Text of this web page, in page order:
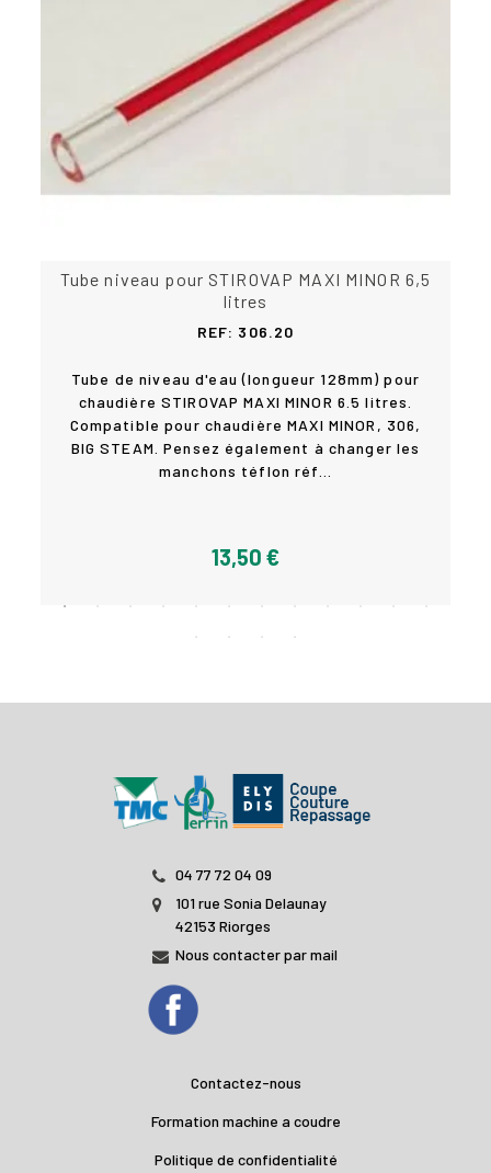
Acheter
Tube niveau pour STIROVAP MAXI MINOR 6,5
litres
REF: 306.20
Tube de niveau d'eau (longueur 128mm) pour
chaudière STIROVAP MAXI MINOR 6.5 litres.
Compatible pour chaudière MAXI MINOR, 306,
BIG STEAM. Pensez également à changer les
manchons téflon réf...
13,50 €
04 77 72 04 09
101 rue Sonia Delaunay
42153 Riorges
Nous contacter par mail
Contactez-nous
Formation machine a coudre
Politique de confidentialité